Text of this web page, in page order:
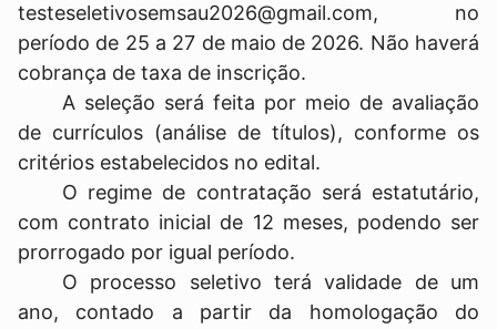
testeseletivosemsau2026@gmail.com, no
período de 25 a 27 de maio de 2026. Não haverá
cobrança de taxa de inscrição.
A seleção será feita por meio de avaliação
de currículos (análise de títulos), conforme os
critérios estabelecidos no edital.
O regime de contratação será estatutário,
com contrato inicial de 12 meses, podendo ser
prorrogado por igual período.
O processo seletivo terá validade de um
ano, contado a partir da homologação do